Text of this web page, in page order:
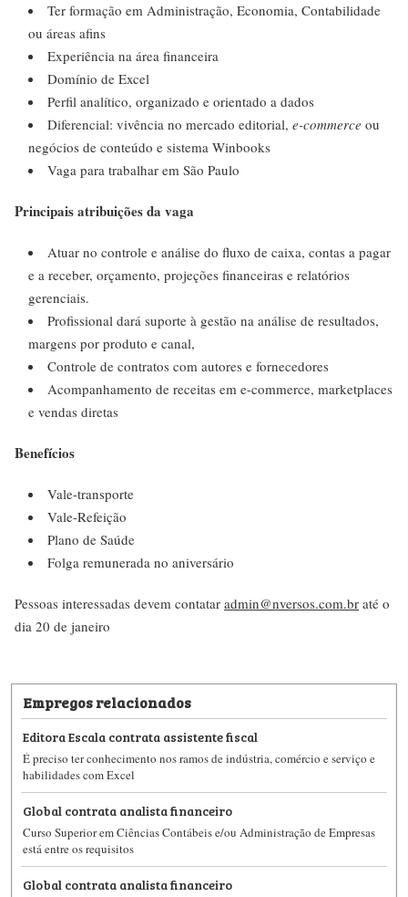
Ter formação em Administração, Economia, Contabilidade
ou áreas afins
Experiência na área financeira
Domínio de Excel
Perfil analítico, organizado e orientado a dados
Diferencial: vivência no mercado editorial, e-commerce ou
negócios de conteúdo e sistema Winbooks
Vaga para trabalhar em São Paulo
Principais atribuições da vaga
Atuar no controle e análise do fluxo de caixa, contas a pagar
e a receber, orçamento, projeções financeiras e relatórios
gerenciais.
Profissional dará suporte à gestão na análise de resultados,
margens por produto e canal,
Controle de contratos com autores e fornecedores
Acompanhamento de receitas em e-commerce, marketplaces
e vendas diretas
Benefícios
Vale-transporte
Vale-Refeição
Plano de Saúde
Folga remunerada no aniversário
Pessoas interessadas devem contatar admin@nversos.com.br até o
dia 20 de janeiro
Empregos relacionados
Editora Escala contrata assistente fiscal
É preciso ter conhecimento nos ramos de indústria, comércio e serviço e
habilidades com Excel
Global contrata analista financeiro
Curso Superior em Ciências Contábeis e/ou Administração de Empresas
está entre os requisitos
Global contrata analista financeiro